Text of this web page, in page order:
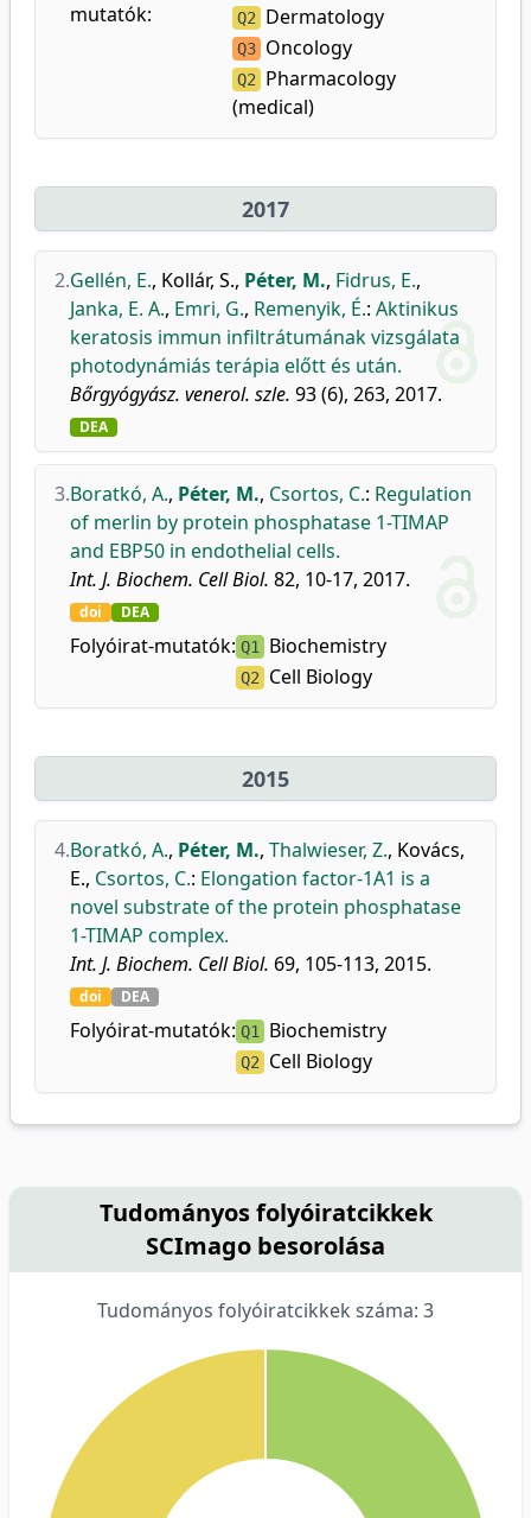
mutatók:
Q2 Dermatology
Q3 Oncology
Q2 Pharmacology
(medical)
2017
2.Gellén, E., Kollár, S., Péter, M., Fidrus, E.,
Janka, E. A., Emri, G., Remenyik, É.: Aktinikus
keratosis immun infiltrátumának vizsgálata
photodynámiás terápia előtt és után.
Bőrgyógyász. venerol. szle. 93 (6), 263, 2017.
DEA
3.Boratkó, A., Péter, M., Csortos, C.: Regulation
of merlin by protein phosphatase 1-TIMAP
and EBP50 in endothelial cells.
Int. J. Biochem. Cell Biol. 82, 10-17, 2017.
doi DEA
Folyóirat-mutatók: Q1 Biochemistry
Q2 Cell Biology
2015
4.Boratkó, A., Péter, M., Thalwieser, Z., Kovács,
E., Csortos, C.: Elongation factor-1A1 is a
novel substrate of the protein phosphatase
1-TIMAP complex.
Int. J. Biochem. Cell Biol. 69, 105-113, 2015.
doi DEA
Folyóirat-mutatók: Q1 Biochemistry
Q2 Cell Biology
Tudományos folyóiratcikkek
SCImago besorolása
Tudományos folyóiratcikkek száma: 3